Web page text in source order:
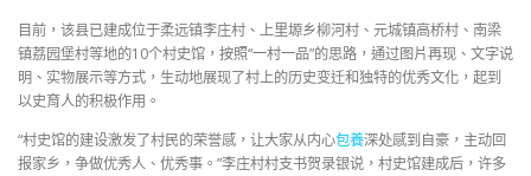
目前，该县已建成位于柔远镇李庄村、上里塬乡柳河村、元城镇高桥村、南梁
镇荔园堡村等地的10个村史馆，按照“一村一品”的思路，通过图片再现、文字说
明、实物展示等方式，生动地展现了村上的历史变迁和独特的优秀文化，起到
以史育人的积极作用。
“村史馆的建设激发了村民的荣誉感，让大家从内心包養深处感到自豪，主动回
报家乡，争做优秀人、优秀事。”李庄村村支书贺录银说，村史馆建成后，许多